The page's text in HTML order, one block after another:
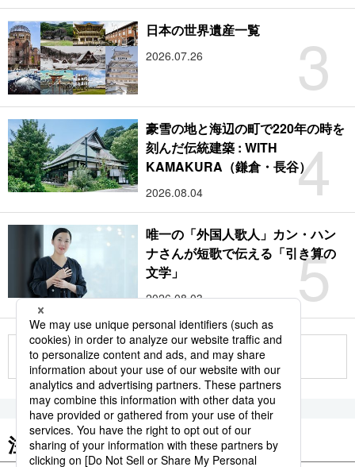
3
日本の世界遺産一覧
2026.07.26
4
豪雪の地と海辺の町で220年の時を
刻んだ伝統建築 : WITH
KAMAKURA（鎌倉・長谷）
2026.08.04
5
唯一の「外国人歌人」カン・ハン
ナさんが短歌で伝える「引き算の
文学」
2026.08.03
もっと見る
注目のキーワード